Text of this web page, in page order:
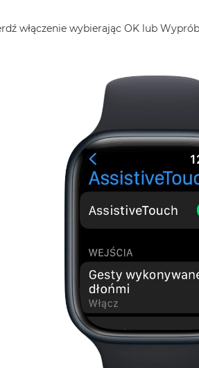
włączenie wybierając OK lub